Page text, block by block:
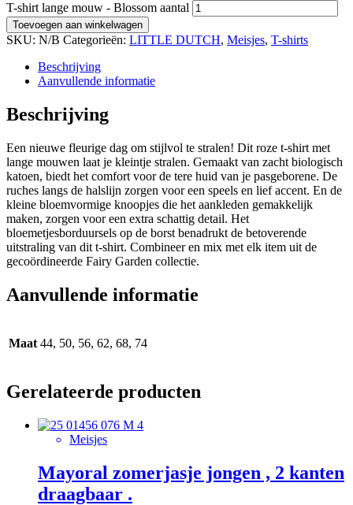
T-shirt lange mouw - Blossom aantal
Toevoegen aan winkelwagen
SKU: N/B Categorieën: LITTLE DUTCH, Meisjes, T-shirts
Beschrijving
Aanvullende informatie
Beschrijving
Een nieuwe fleurige dag om stijlvol te stralen! Dit roze t-shirt met
lange mouwen laat je kleintje stralen. Gemaakt van zacht biologisch
katoen, biedt het comfort voor de tere huid van je pasgeborene. De
ruches langs de halslijn zorgen voor een speels en lief accent. En de
kleine bloemvormige knoopjes die het aankleden gemakkelijk
maken, zorgen voor een extra schattig detail. Het
bloemetjesborduursels op de borst benadrukt de betoverende
uitstraling van dit t-shirt. Combineer en mix met elk item uit de
gecoördineerde Fairy Garden collectie.
Aanvullende informatie
Maat 44, 50, 56, 62, 68, 74
Gerelateerde producten
Meisjes
Mayoral zomerjasje jongen , 2 kanten
draagbaar .